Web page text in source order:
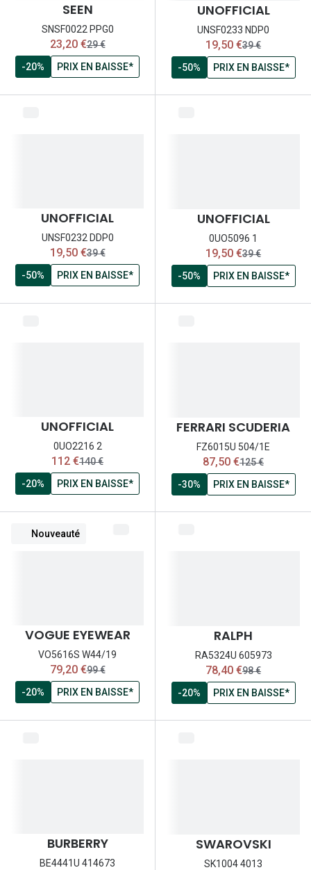
Nos
Tous nos
SEEN
SNSF0022 PPG0
maintenant:
23,20 €ancien prix:
29 €
-20%
PRIX EN BAISSE*
UNOFFICIAL
UNSF0233 NDP0
maintenant:
19,50 €ancien prix:
39 €
-50%
PRIX EN BAISSE*
UNOFFICIAL
UNSF0232 DDP0
maintenant:
19,50 €ancien prix:
39 €
-50%
PRIX EN BAISSE*
UNOFFICIAL
0UO5096 1
maintenant:
19,50 €ancien prix:
39 €
-50%
PRIX EN BAISSE*
UNOFFICIAL
0UO2216 2
maintenant:
112 €ancien prix:
140 €
-20%
PRIX EN BAISSE*
FERRARI SCUDERIA
FZ6015U 504/1E
maintenant:
87,50 €ancien prix:
125 €
-30%
PRIX EN BAISSE*
Nouveauté
VOGUE EYEWEAR
VO5616S W44/19
maintenant:
79,20 €ancien prix:
99 €
-20%
PRIX EN BAISSE*
RALPH
RA5324U 605973
maintenant:
78,40 €ancien prix:
98 €
-20%
PRIX EN BAISSE*
BURBERRY
BE4441U 414673
SWAROVSKI
SK1004 4013